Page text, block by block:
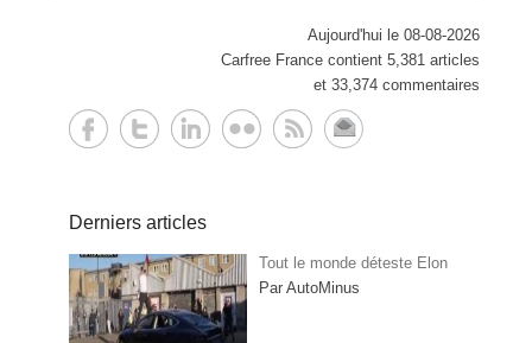
Aujourd'hui le 08-08-2026
Carfree France contient 5,381 articles
et 33,374 commentaires
Derniers articles
Tout le monde déteste Elon
Par AutoMinus